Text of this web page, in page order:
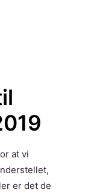
at vi
er det de